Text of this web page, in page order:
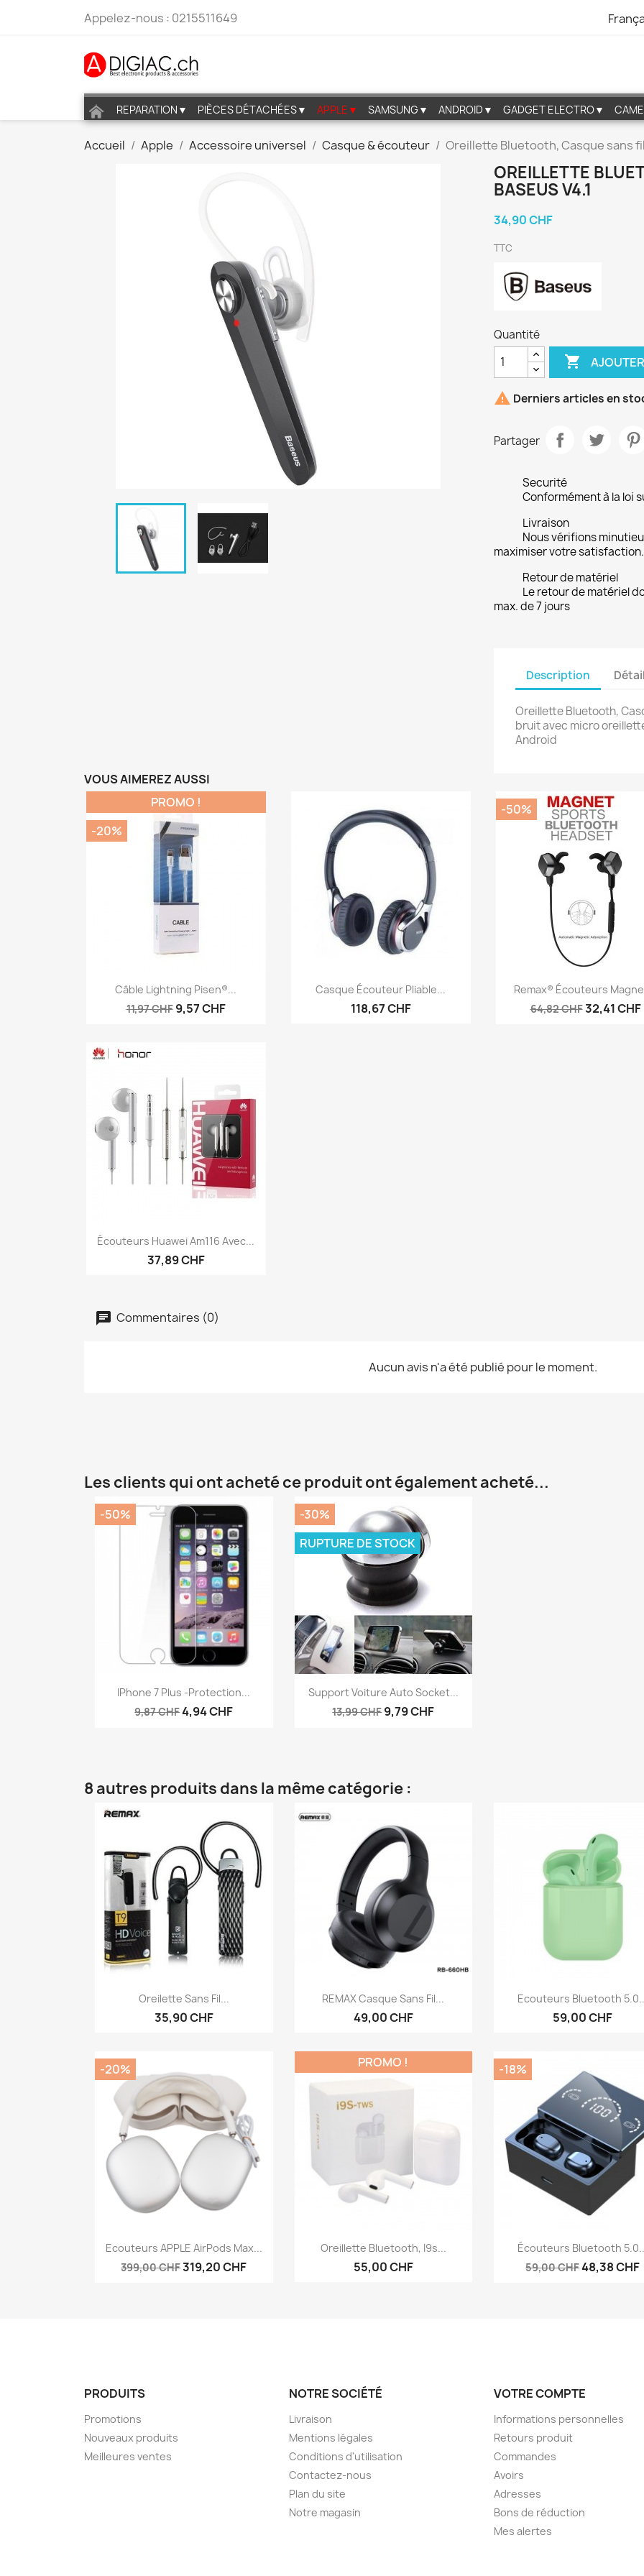
Appelez-nous : 0215511649
REPARATION▼ PIÈCES DÉTACHÉES▼ APPLE▼ SAMSUNG▼ ANDROID▼ GADGET ELECTRO▼
Accueil Apple Accessoire universel Casque & écouteur Oreillette Bluetooth, Casque sans fil
OREILLETTE
BASEUS V4.1
34,90 CHF
TTC
Quantité

 Derniers articles en
Partager
Securité
Conformément à la loi
Livraison
Nous vérifions
maximiser votre satisfaction.
Retour de matériel
Le retour de matériel
max. de 7 jours
Description
Oreillette Bluetooth,
bruit avec micro
Android
VOUS AIMEREZ AUSSI
 Aperçu rapide
Câble Lightning Pisen®...
11,97 CHF 9,57 CHF
PROMO !
-20%
Aperçu rapide
Casque Écouteur Pliable...
118,67 CHF
 Aperçu rapide
Remax® Écouteurs
64,82 CHF32,41 CHF
-50%
Aperçu rapide
Écouteurs Huawei Am116 Avec...
37,89 CHF
Commentaires (0)
Aucun avis n'a été publié pour le moment.
Les clients qui ont acheté ce produit ont également acheté...
Aperçu rapide
IPhone 7 Plus -protection...
9,87 CHF4,94 CHF
-50%
Aperçu rapide
Support Voiture Auto Socket...
13,99 CHF9,79 CHF
-30%
RUPTURE DE STOCK
8 autres produits dans la même catégorie :
Aperçu rapide
Oreilette Sans Fil...
35,90 CHF
Aperçu rapide
REMAX Casque Sans Fil...
49,00 CHF
Aperçu rapide
Ecouteurs Bluetooth
59,00 CHF
Aperçu rapide
Ecouteurs APPLE AirPods Max...
399,00 CHF319,20 CHF
-20%
Aperçu rapide
Oreillette Bluetooth, I9s...
55,00 CHF
PROMO !
Aperçu rapide
Écouteurs Bluetooth
59,00 CHF48,38 CHF
-18%
PRODUITS
Promotions
Nouveaux produits
Meilleures ventes
NOTRE SOCIÉTÉ
Livraison
Mentions légales
Conditions d'utilisation
Contactez-nous
Plan du site
Notre magasin
VOTRE COMPTE
Informations personnelles
Retours produit
Commandes
Avoirs
Adresses
Bons de réduction
Mes alertes